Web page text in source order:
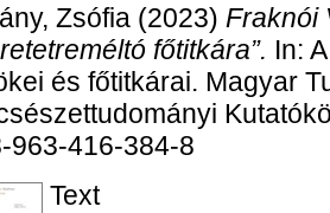
Zsófia (2023) Fraknói
főtitkára”. In:
és főtitkárai. Magyar
963-416-384-8
Text